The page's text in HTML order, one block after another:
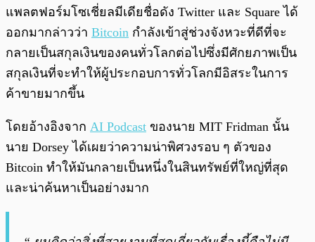
แพลตฟอร์มโซเชี่ยลมีเดียชื่อดัง Twitter และ Square ได้
ออกมากล่าวว่า Bitcoin กำลังเข้าสู่ช่วงจังหวะที่ดีที่จะ
กลายเป็นสกุลเงินของคนทั่วโลกต่อไปซึ่งมีศักยภาพเป็น
สกุลเงินที่จะทำให้ผู้ประกอบการทั่วโลกมีอิสระในการ
ค้าขายมากขึ้น
โดยอ้างอิงจาก AI Podcast ของนาย MIT Fridman นั้น
นาย Dorsey ได้เผยว่าความน่าพิศวงรอบ ๆ ตัวของ
Bitcoin ทำให้มันกลายเป็นหนึ่งในสินทรัพย์ที่ใหญ่ที่สุด
และน่าค้นหาเป็นอย่างมาก